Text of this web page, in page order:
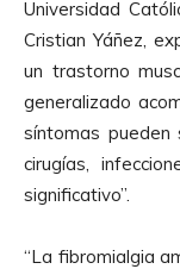
Universidad
Cristian Yáñez,
un trastorno
generalizado
síntomas pueden
cirugías,
significativo”.
“La fibromialgia